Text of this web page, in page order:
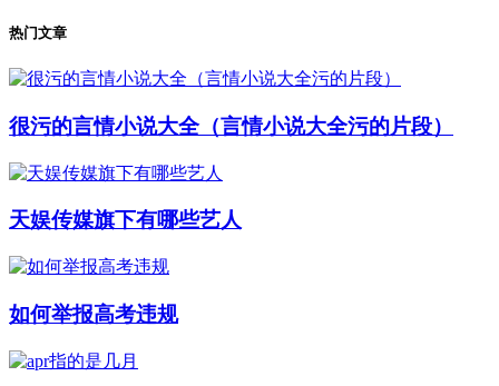
热门文章
很污的言情小说大全（言情小说大全污的片段）
天娱传媒旗下有哪些艺人
如何举报高考违规